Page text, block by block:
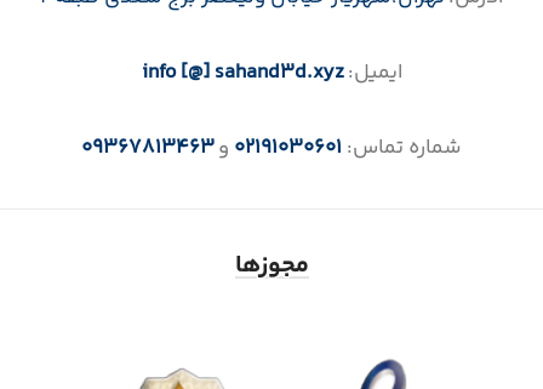
ایمیل:info [@] sahand3d.xyz
شماره تماس: 02191030601 و09367813463
مجوزها